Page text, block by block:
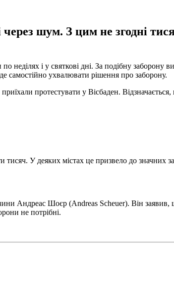
шум. З цим не згодні
неділях і у святкові дні. За подібну заборону
самостійно ухвалювати рішення про заборону.
протестувати у Вісбаден. Відзначається,
тисяч. У деяких містах це призвело до значних
Андреас Шоєр (Andreas Scheuer). Він заявив,
не потрібні.